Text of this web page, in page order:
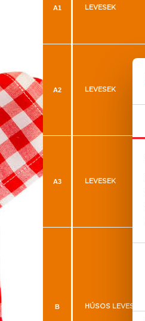
A1 LEVESEK
A2 LEVESEK
A3 LEVESEK
B HÚSOS LEVESEK